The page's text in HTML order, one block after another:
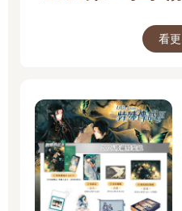
溝，可以將將整座聖母瑪峰完
不住水壓爆體而亡，但彷彿有
能游得更深。
一個神祕的聲音一直在呼喚他。
「到這來。」
「過來。」
那是無法用人類的語言描述的
也不像是一種語言，彷彿一種
看